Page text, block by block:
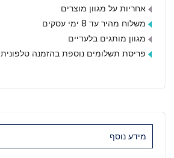
אחריות על מגוון מוצרים
משלוח מהיר עד 8 ימי עסקים
מגוון מותגים בלעדיים
פריסת תשלומים נוספת בהזמנה טלפונית
מידע נוסף